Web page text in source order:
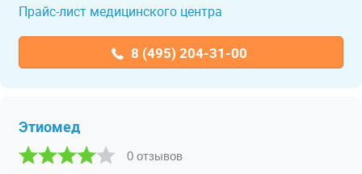
Прайс-лист медицинского центра
8 (495) 204-31-00
Этиомед
0 отзывов